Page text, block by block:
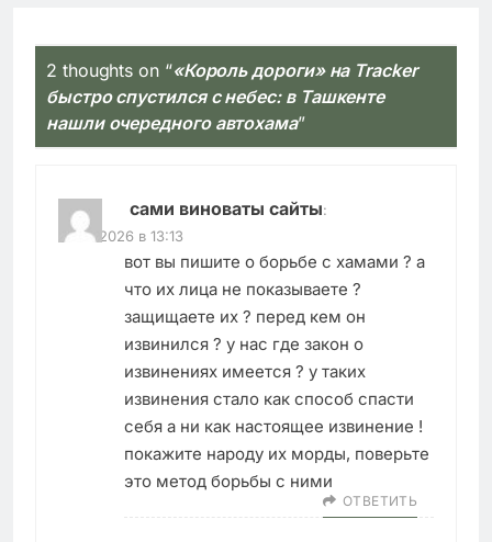
2 thoughts on “«Король дороги» на Tracker
быстро спустился с небес: в Ташкенте
нашли очередного автохамa”
сами виноваты сайты:
13.04.2026 в 13:13
вот вы пишите о борьбе с хамами ? а
что их лица не показываете ?
защищаете их ? перед кем он
извинился ? у нас где закон о
извинениях имеется ? у таких
извинения стало как способ спасти
себя а ни как настоящее извинение !
покажите народу их морды, поверьте
это метод борьбы с ними
ОТВЕТИТЬ